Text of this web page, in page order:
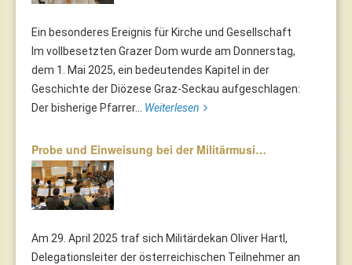
Ein besonderes Ereignis für Kirche und Gesellschaft
Im vollbesetzten Grazer Dom wurde am Donnerstag,
dem 1. Mai 2025, ein bedeutendes Kapitel in der
Geschichte der Diözese Graz-Seckau aufgeschlagen:
Der bisherige Pfarrer... Weiterlesen
Probe und Einweisung bei der Militärmusi…
Am 29. April 2025 traf sich Militärdekan Oliver Hartl,
Delegationsleiter der österreichischen Teilnehmer an